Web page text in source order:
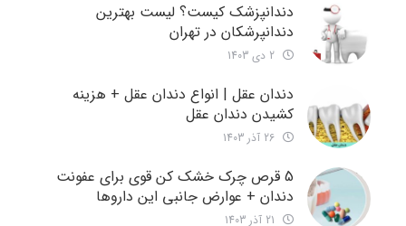
دندانپزشک کیست؟ لیست بهترین
دندانپرشکان در تهران
دندان عقل | انواع دندان عقل + هزینه
کشیدن دندان عقل
5 قرص چرک خشک کن قوی برای عفونت
دندان + عوارض جانبی این داروها